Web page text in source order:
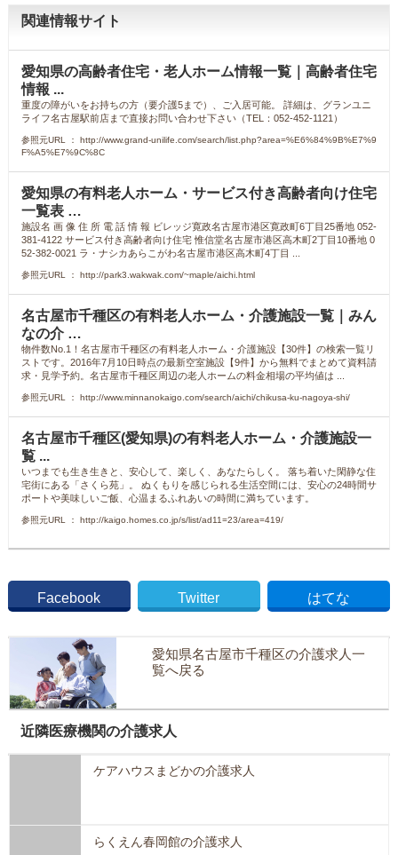
関連情報サイト
愛知県の高齢者住宅・老人ホーム情報一覧｜高齢者住宅
情報 ...
重度の障がいをお持ちの方（要介護5まで）、ご入居可能。 詳細は、グランユニ
ライフ名古屋駅前店まで直接お問い合わせ下さい（TEL：052-452-1121）
参照元URL ： http://www.grand-unilife.com/search/list.php?area=%E6%84%9B%E7%9
F%A5%E7%9C%8C
愛知県の有料老人ホーム・サービス付き高齢者向け住宅
一覧表 …
施設名 画 像 住 所 電 話 情 報 ビレッジ寛政名古屋市港区寛政町6丁目25番地 052-
381-4122 サービス付き高齢者向け住宅 惟信堂名古屋市港区高木町2丁目10番地 0
52-382-0021 ラ・ナシカあらこがわ名古屋市港区高木町4丁目 ...
参照元URL ： http://park3.wakwak.com/~maple/aichi.html
名古屋市千種区の有料老人ホーム・介護施設一覧｜みん
なの介 …
物件数No.1！名古屋市千種区の有料老人ホーム・介護施設【30件】の検索一覧リ
ストです。2016年7月10日時点の最新空室施設【9件】から無料でまとめて資料請
求・見学予約。名古屋市千種区周辺の老人ホームの料金相場の平均値は ...
参照元URL ： http://www.minnanokaigo.com/search/aichi/chikusa-ku-nagoya-shi/
名古屋市千種区(愛知県)の有料老人ホーム・介護施設一
覧 ...
いつまでも生き生きと、安心して、楽しく、あなたらしく。 落ち着いた閑静な住
宅街にある「さくら苑」。 ぬくもりを感じられる生活空間には、安心の24時間サ
ポートや美味しいご飯、心温まるふれあいの時間に満ちています。
参照元URL ： http://kaigo.homes.co.jp/s/list/ad11=23/area=419/
Facebook Twitter はてな
愛知県名古屋市千種区の介護求人一
覧へ戻る
近隣医療機関の介護求人
ケアハウスまどかの介護求人
らくえん春岡館の介護求人